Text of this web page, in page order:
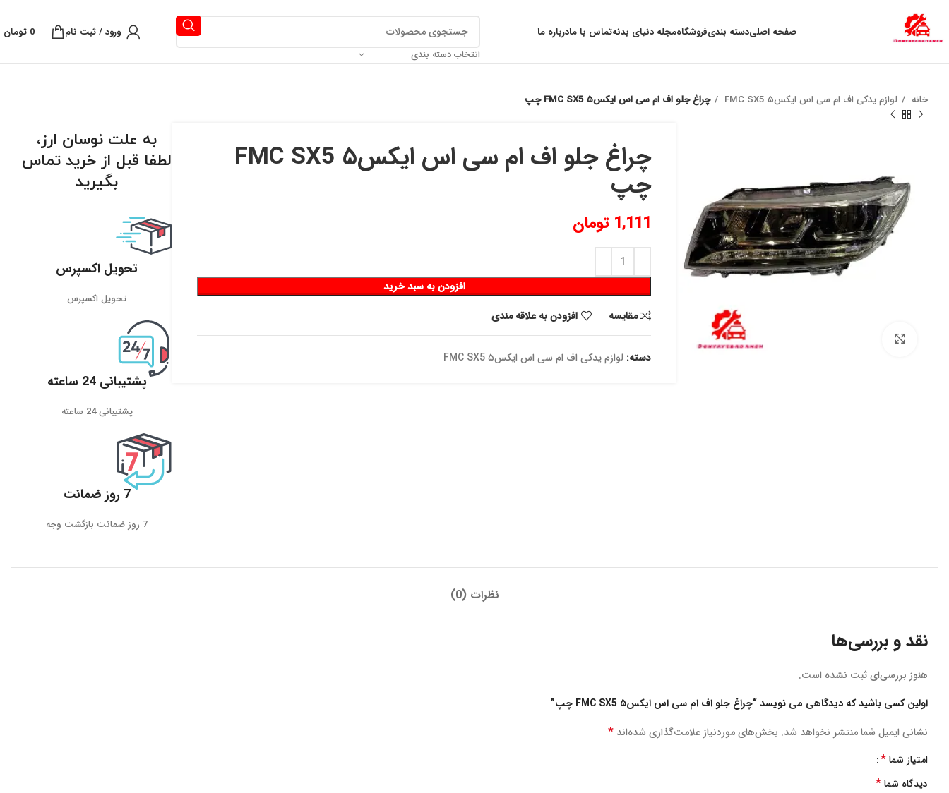
صفحه اصلیدسته بندیفروشگاهمجله دنیای بدنهتماس با مادرباره ما
انتخاب دسته بندی
ورود / ثبت نام 0 تومان
خانه لوازم یدکی اف ام سی اس ایکس۵ FMC SX5 چراغ جلو اف ام سی اس ایکس۵ FMC SX5 چپ
چراغ جلو اف ام سی اس ایکس۵ FMC SX5
چپ
1,111 تومان
افزودن به سبد خرید
مقايسه
افزودن به علاقه مندی
دسته: لوازم یدکی اف ام سی اس ایکس۵ FMC SX5
به علت نوسان ارز،
لطفا قبل از خرید تماس
بگیرید
تحویل اکسپرس
تحویل اکسپرس
پشتیبانی 24 ساعته
پشتیبانی 24 ساعته
7 روز ضمانت
7 روز ضمانت بازگشت وجه
نظرات (0)
نقد و بررسی‌ها
هنوز بررسی‌ای ثبت نشده است.
اولین کسی باشید که دیدگاهی می نویسد “چراغ جلو اف ام سی اس ایکس۵ FMC SX5 چپ”
نشانی ایمیل شما منتشر نخواهد شد. بخش‌های موردنیاز علامت‌گذاری شده‌اند *
امتیاز شما*
دیدگاه شما*
به علت نوسان ارز ، لطفا قبل از خرید تماس بگیرید.